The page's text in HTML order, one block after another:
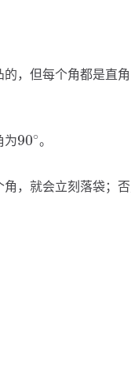
，但每个角都是直
为90∘
90∘。
，就会立刻落袋；